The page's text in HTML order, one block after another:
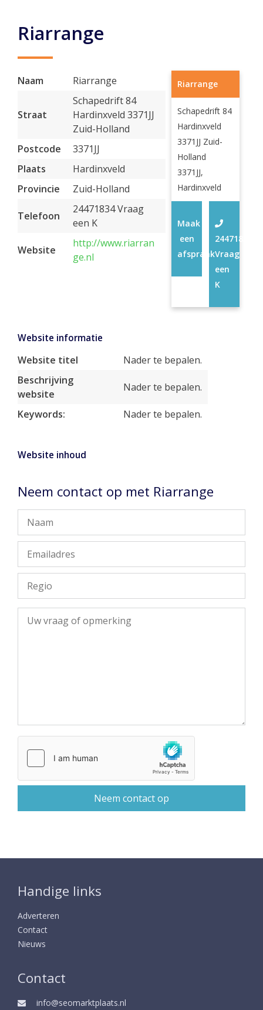
Riarrange
Naam Riarrange
Straat
Schapedrift 84
Hardinxveld 3371JJ
Zuid-Holland
Postcode
3371JJ
Plaats
Hardinxveld
Provincie
Zuid-Holland
Telefoon
24471834 Vraag
een K
Website
http://www.riarran
ge.nl
Riarrange
Schapedrift 84
Hardinxveld
3371JJ Zuid-
Holland
3371JJ,
Hardinxveld
24471834
Vraag
een
K
Maak
een
afspraak
Website informatie
Website titel
Nader te bepalen.
Beschrijving
website
Nader te bepalen.
Keywords: Nader te bepalen.
Website inhoud
Neem contact op met Riarrange
Handige links
Adverteren
Contact
Nieuws
Contact
info@seomarktplaats.nl